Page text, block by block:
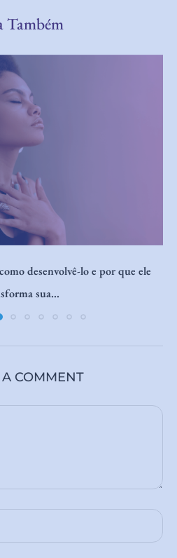
Também
da Resiliência e do Bem-
Psicológico e...
A COMMENT